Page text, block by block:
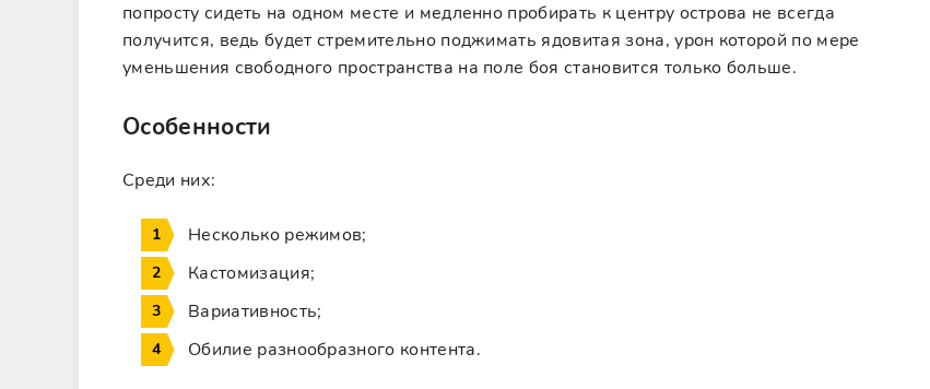
попросту сидеть на одном месте и медленно пробирать к центру острова не всегда
получится, ведь будет стремительно поджимать ядовитая зона, урон которой по мере
уменьшения свободного пространства на поле боя становится только больше.
Особенности
Среди них:
Несколько режимов;
Кастомизация;
Вариативность;
Обилие разнообразного контента.